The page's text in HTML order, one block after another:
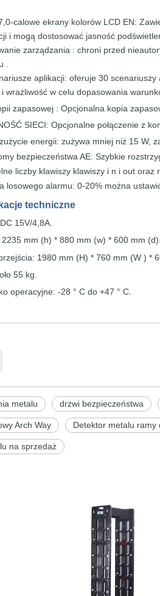
calowe ekrany kolorów LCD EN:
i mogą dostosować jasność
zarządzania : chroni przed
.
aplikacji: oferuje 30 scenariuszy
i wrażliwość w celu dopasowania
zapasowej : Opcjonalna kopia
SIECI: Opcjonalne połączenie z
zużycie energii: zużywa mniej niż 15 W,
bezpieczeństwa AE: Szybkie
liczby klawiszy klawiszy i n i out oraz
losowego alarmu: 0-20% można
techniczne
DC 15V/4,8A.
mm (h) * 880 mm (w) * 600 mm (d).
1980 mm (H) * 760 mm (W ) *
55 kg.
operacyjne: -28 ° C do +47 ° C.
metalu drzwi bezpieczeństwa
Arch Way Detektor metalu ramy
na sprzedaż